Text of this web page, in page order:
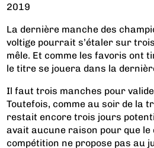
2019
La dernière manche des
voltige pourrait s’étaler sur
mêle. Et comme les favoris ont
le titre se jouera dans la
Il faut trois manches pour
Toutefois, comme au soir de la
restait encore trois jours
avait aucune raison pour que le
compétition ne propose pas au